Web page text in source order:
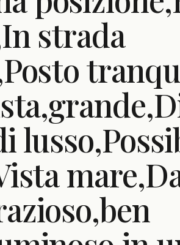
strada